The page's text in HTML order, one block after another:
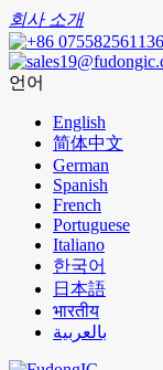
회사 소개
언어
English
简体中文
German
Spanish
French
Portuguese
Italiano
한국어
日本語
भारतीय
بالعربية